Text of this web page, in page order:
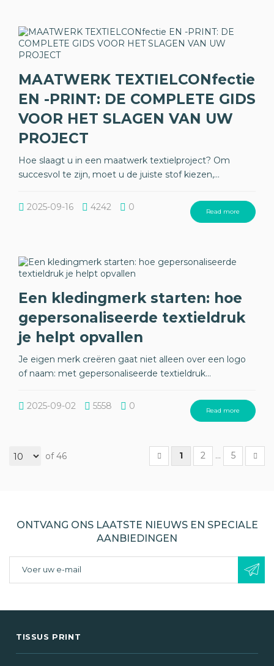
MAATWERK TEXTIELCONfectie
EN -PRINT: DE COMPLETE GIDS
VOOR HET SLAGEN VAN UW
PROJECT
Hoe slaagt u in een maatwerk textielproject? Om
succesvol te zijn, moet u de juiste stof kiezen,...
2025-09-16 4242 0 Read more
Een kledingmerk starten: hoe
gepersonaliseerde textieldruk
je helpt opvallen
Je eigen merk creëren gaat niet alleen over een logo
of naam: met gepersonaliseerde textieldruk...
2025-09-02 5558 0 Read more
of 46 1 2 ... 5
ONTVANG ONS LAATSTE NIEUWS EN SPECIALE
AANBIEDINGEN
TISSUS PRINT